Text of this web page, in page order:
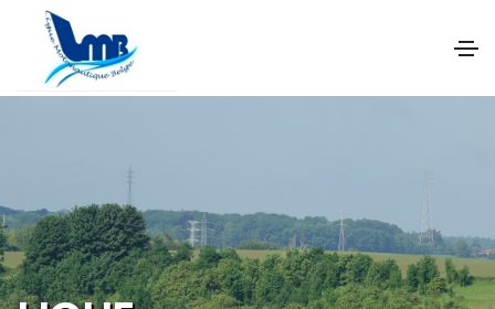
NOS OBJECTIFS SONT
DE PROMOUVOIR ET DE
DEVELOPPER :